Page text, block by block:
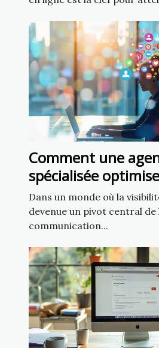
Comment une
spécialisée
présence sur les
sociaux ?
Dans un monde où la
devenue un pivot central de
communication...